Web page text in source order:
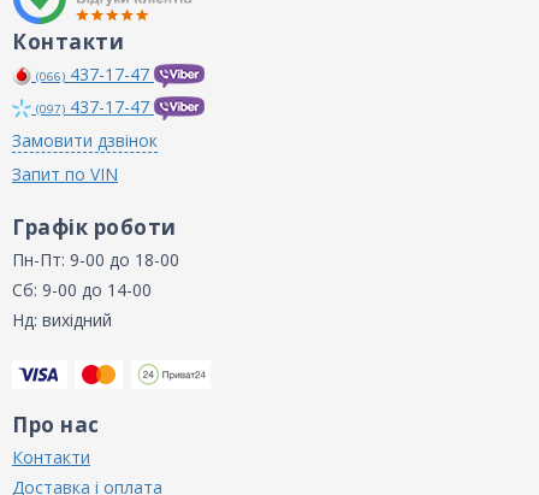
Контакти
(066) 437-17-47
(097) 437-17-47
Замовити дзвінок
Запит по VIN
Графік роботи
Пн-Пт: 9-00 до 18-00
Сб: 9-00 до 14-00
Нд: вихідний
Про нас
Контакти
Доставка і оплата